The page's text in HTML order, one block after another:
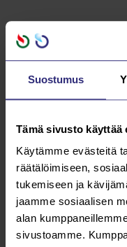
Suostumus
Tämä sivusto käyttää
Käytämme evästeitä
räätälöimiseen,
tukemiseen ja
jaamme sosiaalisen
alan
sivustoamme.
Kaukolämmön
laskemalla sitä
astui voimaan
osalta jätettiin
alennukset eivät
tutkimuksessa,
parannettiin
kilpailukykyä
verrattuna.